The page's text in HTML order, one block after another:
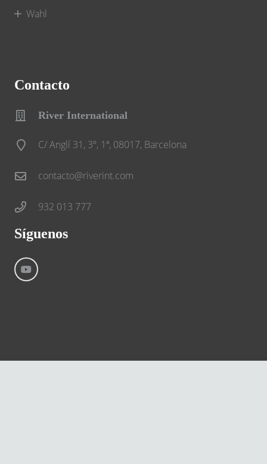
Wahl
Contacto
River International
C/ Anglí 31, 3º, 1ª, 08017, Barcelona
contacto@riverint.com
932 013 777
Síguenos